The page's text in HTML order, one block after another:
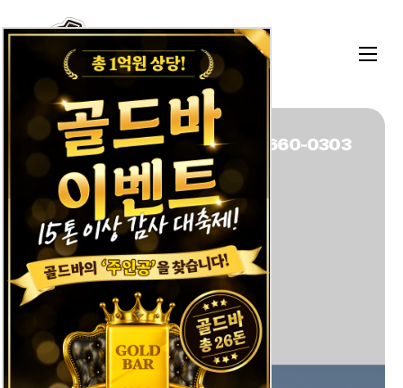
HWAMULMAN
배차문의 : 1800-1234
민원,협력사,차주 기타문의 : 1660-0303